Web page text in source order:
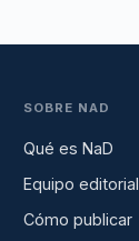
SOBRE NAD
Qué es NaD
Equipo editorial
Cómo publicar